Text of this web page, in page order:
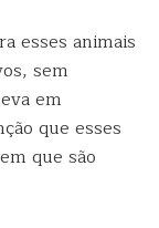
esses animais
sem
em
que esses
que são